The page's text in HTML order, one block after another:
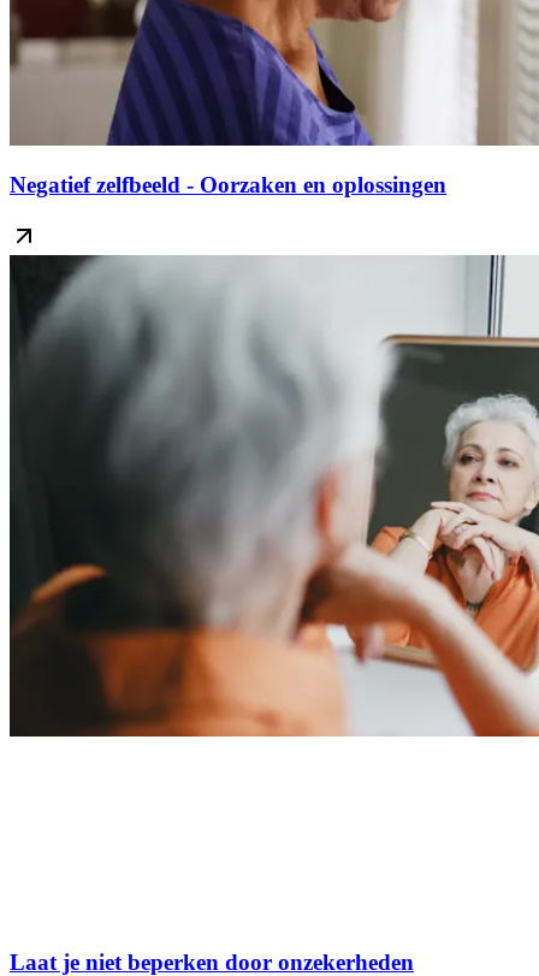
Negatief zelfbeeld - Oorzaken en oplossingen
Laat je niet beperken door onzekerheden